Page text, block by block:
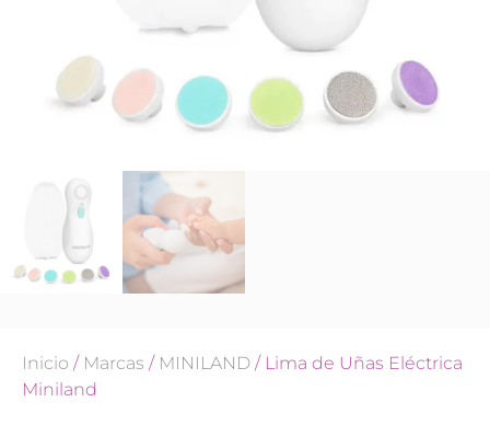
Inicio / Marcas / MINILAND / Lima de Uñas Eléctrica
Miniland